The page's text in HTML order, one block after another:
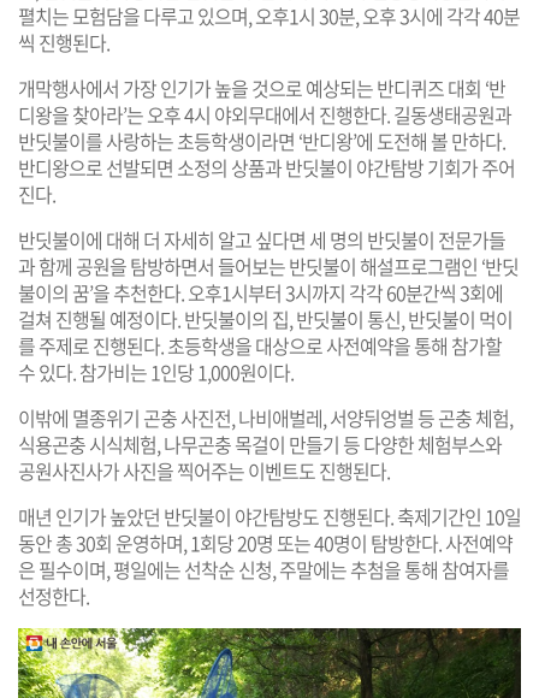
펼치는 모험담을 다루고 있으며, 오후1시 30분, 오후 3시에 각각 40분
씩 진행된다.
개막행사에서 가장 인기가 높을 것으로 예상되는 반디퀴즈 대회 ‘반
디왕을 찾아라’는 오후 4시 야외무대에서 진행한다. 길동생태공원과
반딧불이를 사랑하는 초등학생이라면 ‘반디왕’에 도전해 볼 만하다.
반디왕으로 선발되면 소정의 상품과 반딧불이 야간탐방 기회가 주어
진다.
반딧불이에 대해 더 자세히 알고 싶다면 세 명의 반딧불이 전문가들
과 함께 공원을 탐방하면서 들어보는 반딧불이 해설프로그램인 ‘반딧
불이의 꿈’을 추천한다. 오후1시부터 3시까지 각각 60분간씩 3회에
걸쳐 진행될 예정이다. 반딧불이의 집, 반딧불이 통신, 반딧불이 먹이
를 주제로 진행된다. 초등학생을 대상으로 사전예약을 통해 참가할
수 있다. 참가비는 1인당 1,000원이다.
이밖에 멸종위기 곤충 사진전, 나비애벌레, 서양뒤엉벌 등 곤충 체험,
식용곤충 시식체험, 나무곤충 목걸이 만들기 등 다양한 체험부스와
공원사진사가 사진을 찍어주는 이벤트도 진행된다.
매년 인기가 높았던 반딧불이 야간탐방도 진행된다. 축제기간인 10일
동안 총 30회 운영하며, 1회당 20명 또는 40명이 탐방한다. 사전예약
은 필수이며, 평일에는 선착순 신청, 주말에는 추첨을 통해 참여자를
선정한다.